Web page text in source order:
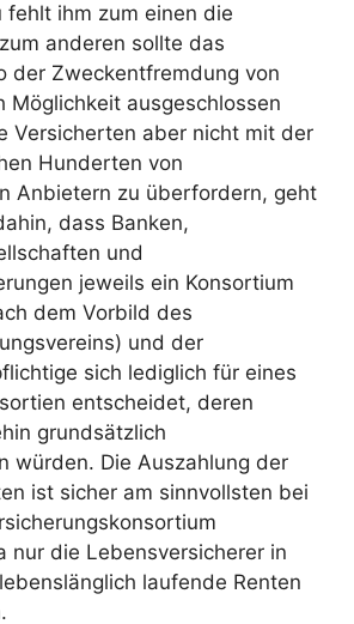
ihm zum einen die
anderen sollte das
der Zweckentfremdung von
Möglichkeit ausgeschlossen
Versicherten aber nicht mit der
Hunderten von
Anbietern zu überfordern, geht
dass Banken,
und
jeweils ein Konsortium
dem Vorbild des
und der
sich lediglich für eines
entscheidet, deren
grundsätzlich
würden. Die Auszahlung der
ist sicher am sinnvollsten bei
nur die Lebensversicherer in
laufende Renten